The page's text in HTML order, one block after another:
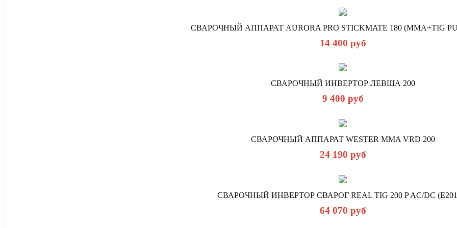
СВАРОЧНЫЙ АППАРАТ AURORA PRO STICKMATE 180 (MMA+TIG
14 400 руб
СВАРОЧНЫЙ ИНВЕРТОР ЛЕВША 200
9 400 руб
СВАРОЧНЫЙ АППАРАТ WESTER MMA VRD 200
24 190 руб
СВАРОЧНЫЙ ИНВЕРТОР СВАРОГ REAL ТIG 200 P AC/DC
64 070 руб